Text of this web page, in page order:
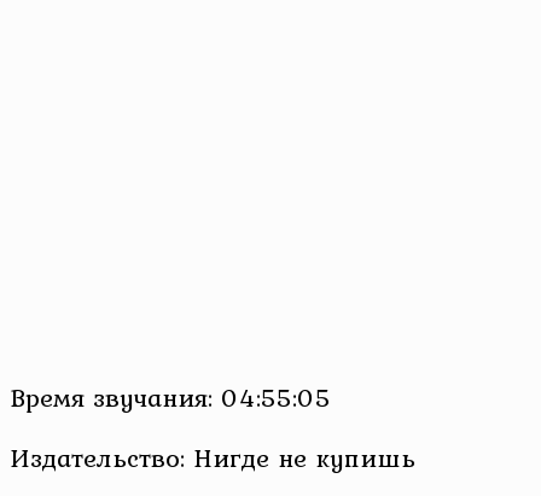
Время звучания: 04:55:05
Издательство: Нигде не купишь